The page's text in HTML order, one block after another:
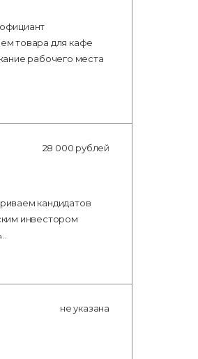
товара для кафе
рабочего места
28 000 рублей
кандидатов
инвестором
не указана